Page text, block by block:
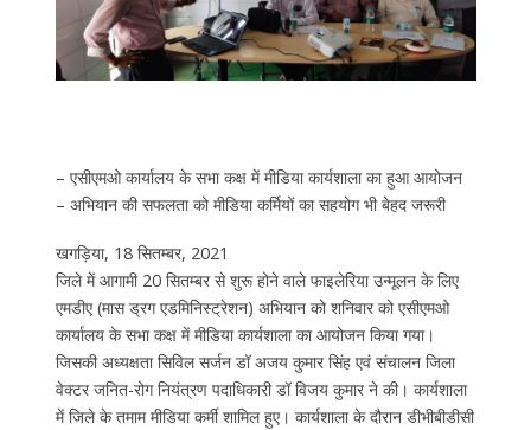
– एसीएमओ कार्यालय के सभा कक्ष में मीडिया कार्यशाला का हुआ आयोजन
– अभियान की सफलता को मीडिया कर्मियों का सहयोग भी बेहद जरूरी
खगड़िया, 18 सितम्बर, 2021
जिले में आगामी 20 सितम्बर से शुरू होने वाले फाइलेरिया उन्मूलन के लिए
एमडीए (मास ड्रग एडमिनिस्ट्रेशन) अभियान को शनिवार को एसीएमओ
कार्यालय के सभा कक्ष में मीडिया कार्यशाला का आयोजन किया गया।
जिसकी अध्यक्षता सिविल सर्जन डॉ अजय कुमार सिंह एवं संचालन जिला
वेक्टर जनित-रोग नियंत्रण पदाधिकारी डॉ विजय कुमार ने की। कार्यशाला
में जिले के तमाम मीडिया कर्मी शामिल हुए। कार्यशाला के दौरान डीभीबीडीसी